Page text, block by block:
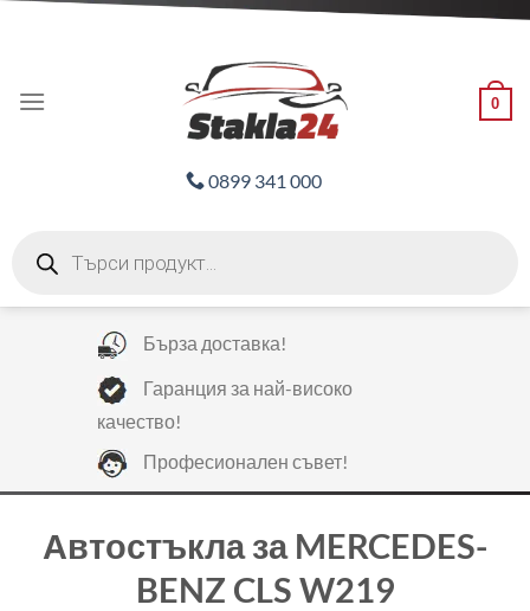
0
0899 341 000
search
Бърза доставка!
Гаранция за най-високо
качество!
Професионален съвет!
Автостъкла за MERCEDES-
BENZ CLS W219